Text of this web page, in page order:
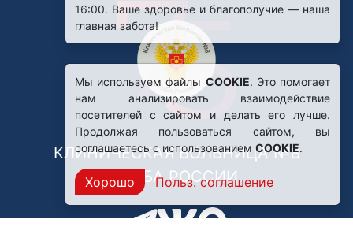
КЛИНИЧЕСКАЯ БОЛЬНИЦА №8
ФМБА РОССИИ
16:00. Ваше здоровье и благополучие — наша
главная забота!
Мы используем файлы COOKIE. Это помогает
нам анализировать взаимодействие
посетителей с сайтом и делать его лучше.
Продолжая пользоваться сайтом, вы
соглашаетесь с использованиемCOOKIE.
Хорошо Польз. соглашение